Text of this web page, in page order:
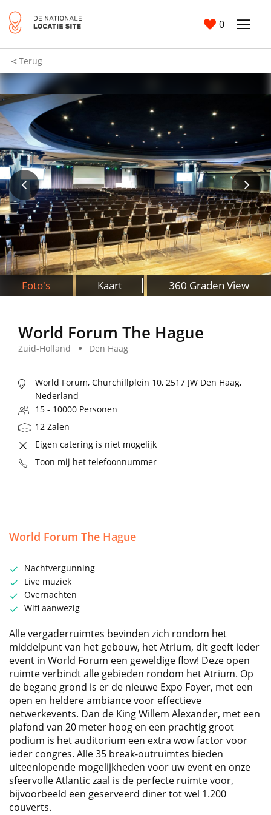
0
Terug
Foto's Kaart 360 Graden View
World Forum The Hague
Zuid-Holland Den Haag
World Forum, Churchillplein 10, 2517 JW Den Haag,
Nederland
15 - 10000 Personen
12 Zalen
Eigen catering is niet mogelijk
Toon mij het telefoonnummer
World Forum The Hague
Nachtvergunning
Live muziek
Overnachten
Wifi aanwezig
Alle vergaderruimtes bevinden zich rondom het
middelpunt van het gebouw, het Atrium, dit geeft ieder
event in World Forum een geweldige flow! Deze open
ruimte verbindt alle gebieden rondom het Atrium. Op
de begane grond is er de nieuwe Expo Foyer, met een
open en heldere ambiance voor effectieve
netwerkevents. Dan de King Willem Alexander, met een
plafond van 20 meter hoog en een prachtig groot
podium is het auditorium een extra wow factor voor
ieder congres. Alle 35 break-outruimtes bieden
uiteenlopende mogelijkheden voor uw event en onze
sfeervolle Atlantic zaal is de perfecte ruimte voor,
bijvoorbeeld een geserveerd diner tot wel 1.200
couverts.